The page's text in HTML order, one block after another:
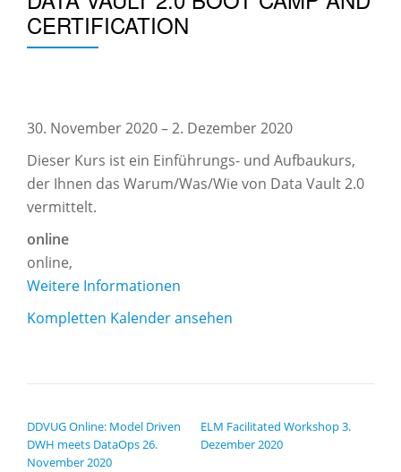
CERTIFICATION
Vault
2.0
Boot
Camp
Certification
30. November 2020–2. Dezember 2020
Dieser Kurs ist ein Einführungs- und Aufbaukurs,
der Ihnen das Warum/Was/Wie von Data Vault 2.0
vermittelt.
online
online,
Weitere Informationen
Kompletten Kalender ansehen
DDVUG Online: Model Driven
DWH meets DataOps26.
November 2020
ELM Facilitated Workshop3.
Dezember 2020